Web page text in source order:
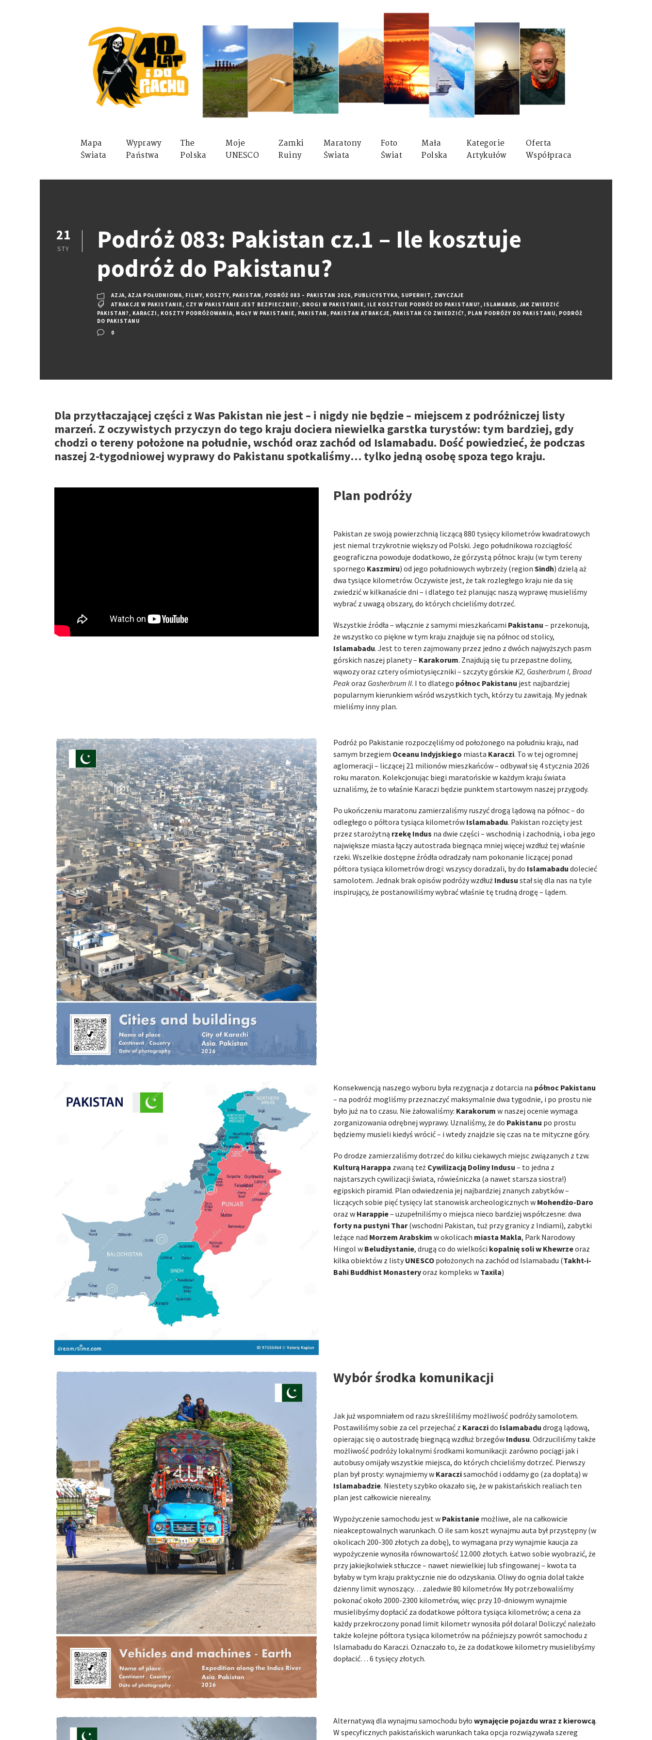
Mapa
Świata
Wyprawy
Państwa
The
Polska
Moje
UNESCO
Zamki
Ruiny
Maratony
Świata
Foto
Świat
Mała
Polska
Kategorie
Artykułów
Oferta
Współpraca
21
STY
Podróż 083: Pakistan cz.1 – Ile kosztuje
podróż do Pakistanu?
AZJA, AZJA POŁUDNIOWA, FILMY, KOSZTY, PAKISTAN , PODRÓŻ 083 – PAKISTAN 2026, PUBLICYSTYKA, SUPERHIT, ZWYCZAJE
ATRAKCJE W PAKISTANIE, CZY W PAKISTANIE JEST BEZPIECZNIE? , DROGI W PAKISTANIE, ILE KOSZTUJE PODRÓŻ DO PAKISTANU? , ISLAMABAD, JAK ZWIEDZIĆ
PAKISTAN? , KARACZI , KOSZTY PODRÓŻOWANIA, MGŁY W PAKISTANIE, PAKISTAN , PAKISTAN ATRAKCJE, PAKISTAN CO ZWIEDZIĆ? , PLAN PODRÓŻY DO PAKISTANU, PODRÓŻ
DO PAKISTANU
0
Dla przytłaczającej części z Was Pakistan nie jest – i nigdy nie będzie – miejscem z podróżniczej listy
marzeń. Z oczywistych przyczyn do tego kraju dociera niewielka garstka turystów: tym bardziej, gdy
chodzi o tereny położone na południe, wschód oraz zachód od Islamabadu. Dość powiedzieć, że podczas
naszej 2-tygodniowej wyprawy do Pakistanu spotkaliśmy… tylko jedną osobę spoza tego kraju.
Plan podróży
Pakistan ze swoją powierzchnią liczącą 880 tysięcy kilometrów kwadratowych
jest niemal trzykrotnie większy od Polski. Jego południkowa rozciągłość
geograficzna powoduje dodatkowo, że górzystą północ kraju (w tym tereny
spornego Kaszmiru) od jego południowych wybrzeży (region Sindh) dzielą aż
dwa tysiące kilometrów. Oczywiste jest, że tak rozległego kraju nie da się
zwiedzić w kilkanaście dni – i dlatego też planując naszą wyprawę musieliśmy
wybrać z uwagą obszary, do których chcieliśmy dotrzeć.
Wszystkie źródła – włącznie z samymi mieszkańcami Pakistanu – przekonują,
że wszystko co piękne w tym kraju znajduje się na północ od stolicy,
Islamabadu. Jest to teren zajmowany przez jedno z dwóch najwyższych pasm
górskich naszej planety – Karakorum. Znajdują się tu przepastne doliny,
wąwozy oraz cztery ośmiotysięczniki – szczyty górskie K2, Gasherbrum I, Broad
Peakoraz Gasherbrum II. I to dlatego północ Pakistanu jest najbardziej
popularnym kierunkiem wśród wszystkich tych, którzy tu zawitają. My jednak
mieliśmy inny plan.
Podróż po Pakistanie rozpoczęliśmy od położonego na południu kraju, nad
samym brzegiem Oceanu Indyjskiego miasta Karaczi. To w tej ogromnej
aglomeracji – liczącej 21 milionów mieszkańców – odbywał się 4 stycznia 2026
roku maraton. Kolekcjonując biegi maratońskie w każdym kraju świata
uznaliśmy, że to właśnie Karaczi będzie punktem startowym naszej przygody.
Po ukończeniu maratonu zamierzaliśmy ruszyć drogą lądową na północ – do
odległego o półtora tysiąca kilometrów Islamabadu. Pakistan rozcięty jest
przez starożytną rzekę Indus na dwie części – wschodnią i zachodnią, i oba jego
największe miasta łączy autostrada biegnąca mniej więcej wzdłuż tej właśnie
rzeki. Wszelkie dostępne źródła odradzały nam pokonanie liczącej ponad
półtora tysiąca kilometrów drogi: wszyscy doradzali, by do Islamabadu dolecieć
samolotem. Jednak brak opisów podróży wzdłuż Indusu stał się dla nas na tyle
inspirujący, że postanowiliśmy wybrać właśnie tę trudną drogę – lądem.
Konsekwencją naszego wyboru była rezygnacja z dotarcia na północ Pakistanu
– na podróż mogliśmy przeznaczyć maksymalnie dwa tygodnie, i po prostu nie
było już na to czasu. Nie żałowaliśmy: Karakorum w naszej ocenie wymaga
zorganizowania odrębnej wyprawy. Uznaliśmy, że do Pakistanu po prostu
będziemy musieli kiedyś wrócić – i wtedy znajdzie się czas na te mityczne góry.
Po drodze zamierzaliśmy dotrzeć do kilku ciekawych miejsc związanych z tzw.
Kulturą Harappa zwaną też Cywilizacją Doliny Indusu – to jedna z
najstarszych cywilizacji świata, rówieśniczka (a nawet starsza siostra!)
egipskich piramid. Plan odwiedzenia jej najbardziej znanych zabytków –
liczących sobie pięć tysięcy lat stanowisk archeologicznych w Mohendżo-Daro
oraz w Harappie– uzupełniliśmy o miejsca nieco bardziej współczesne: dwa
forty na pustyni Thar(wschodni Pakistan, tuż przy granicy z Indiami), zabytki
leżące nad Morzem Arabskim w okolicach miasta Makla, Park Narodowy
Hingol w Beludżystanie, drugą co do wielkości kopalnię soli w Khewrzeoraz
kilka obiektów z listyUNESCO położonych na zachód od Islamabadu (Takht-i-
Bahi Buddhist Monasteryoraz kompleks w Taxila)
Wybór środka komunikacji
Jak już wspomniałem od razu skreśliliśmy możliwość podróży samolotem.
Postawiliśmy sobie za cel przejechać z Karaczido Islamabadu drogą lądową,
opierając się o autostradę biegnącą wzdłuż brzegów Indusu. Odrzuciliśmy także
możliwość podróży lokalnymi środkami komunikacji: zarówno pociągi jak i
autobusy omijały wszystkie miejsca, do których chcieliśmy dotrzeć. Pierwszy
plan był prosty: wynajmiemy w Karaczisamochód i oddamy go (za dopłatą) w
Islamabadzie. Niestety szybko okazało się, że w pakistańskich realiach ten
plan jest całkowicie nierealny.
Wypożyczenie samochodu jest w Pakistanie możliwe, ale na całkowicie
nieakceptowalnych warunkach. O ile sam koszt wynajmu auta był przystępny (w
okolicach 200-300 złotych za dobę), to wymagana przy wynajmie kaucja za
wypożyczenie wynosiła równowartość 12.000 złotych. Łatwo sobie wyobrazić, że
przy jakiejkolwiek stłuczce – nawet niewielkiej lub sfingowanej – kwota ta
byłaby w tym kraju praktycznie nie do odzyskania. Oliwy do ognia dolał także
dzienny limit wynoszący… zaledwie 80 kilometrów. My potrzebowaliśmy
pokonać około 2000-2300 kilometrów, więc przy 10-dniowym wynajmie
musielibyśmy dopłacić za dodatkowe półtora tysiąca kilometrów; a cena za
każdy przekroczony ponad limit kilometr wynosiła pół dolara! Doliczyć należało
także kolejne półtora tysiąca kilometrów na późniejszy powrót samochodu z
Islamabadu do Karaczi. Oznaczało to, że za dodatkowe kilometry musielibyśmy
dopłacić… 6 tysięcy złotych.
Alternatywą dla wynajmu samochodu było wynajęcie pojazdu wraz z kierowcą.
W specyficznych pakistańskich warunkach taka opcja rozwiązywała szereg